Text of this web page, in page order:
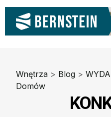
Wnętrza
Domów
> Blog >